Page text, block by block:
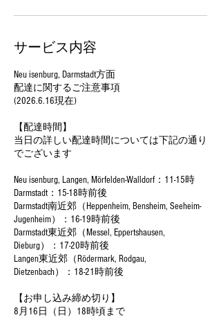
サービス内容
Neu isenburg, Darmstadt方面
配達に関するご注意事項
(2026.6.16現在)
【配達時間】
当日の詳しい配達時間については下記の通り
でございます
Neu isenburg, Langen, Mörfelden-Walldorf：11-15時
Darmstadt：15-18時前後
Darmstadt南近郊（Heppenheim, Bensheim, Seeheim-
Jugenheim）：16-19時前後
Darmstadt東近郊（Messel, Eppertshausen,
Dieburg）：17-20時前後
Langen東近郊（Rödermark, Rodgau,
Dietzenbach）：18-21時前後
【お申し込み締め切り】
8月16日（日）18時頃まで